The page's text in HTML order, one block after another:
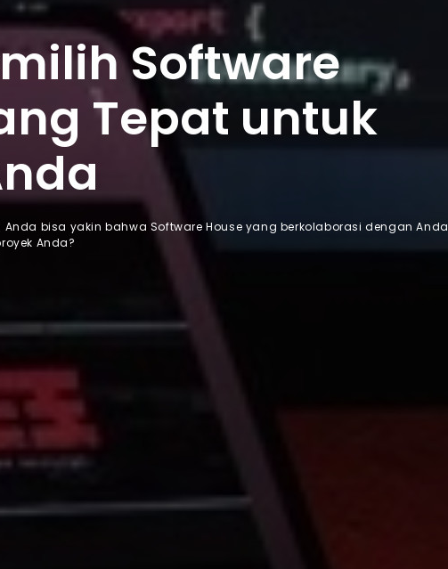
Software
Tepat untuk
bisa yakin bahwa Software House yang berkolaborasi dengan Anda
Anda?